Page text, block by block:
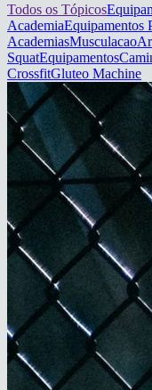
Todos os Tópicos
AcademiaEquipamentos
AcademiasMusculacao
SquatEquipamentos
CrossfitGluteo Machine